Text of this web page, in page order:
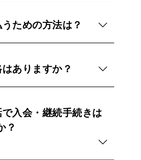
ための方法は？
ありますか？
入会・継続手続きは
？